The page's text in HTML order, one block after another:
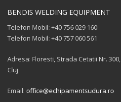
BENDIS WELDING EQUIPMENT
Telefon Mobil: +40 756 029 160
Telefon Mobil: +40 757 060 561
Adresa: Floresti, Strada Cetatii Nr.
Cluj
Email: office@echipamentsudura.ro